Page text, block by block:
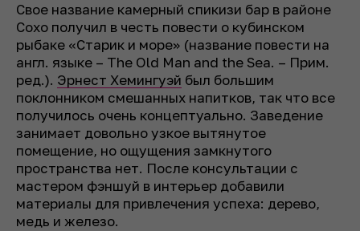
Свое название камерный спикизи бар в районе
Сохо получил в честь повести о кубинском
рыбаке «Старик и море» (название повести на
англ. языке – The Old Man and the Sea. – Прим.
ред.). Эрнест Хемингуэй был большим
поклонником смешанных напитков, так что все
получилось очень концептуально. Заведение
занимает довольно узкое вытянутое
помещение, но ощущения замкнутого
пространства нет. После консультации с
мастером фэншуй в интерьер добавили
материалы для привлечения успеха: дерево,
медь и железо.